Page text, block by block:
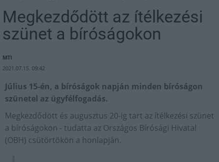
Megkezdődött az ítélkezési
szünet a bíróságokon
MTI
2021.07.15. 09:42
Július 15-én, a bíróságok napján minden bíróságon
szünetel az ügyfélfogadás.
Megkezdődött és augusztus 20-ig tart az ítélkezési szünet
a bíróságokon - tudatta az Országos Bírósági Hivatal
(OBH) csütörtökön a honlapján.